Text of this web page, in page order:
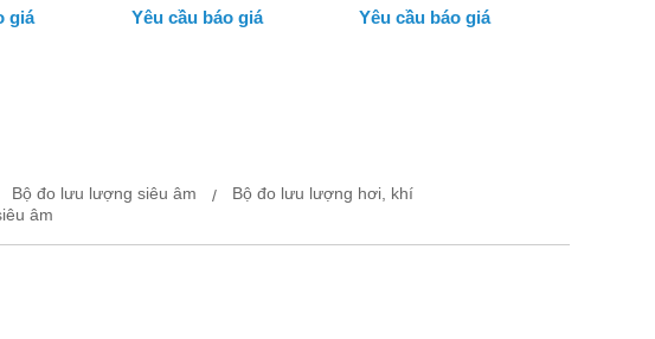
giá Yêu cầu báo giá Yêu cầu báo giá
Bộ đo lưu lượng siêu âm
Bộ đo lưu lượng hơi, khí
âm